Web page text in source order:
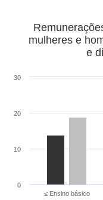
mulheres e
e
≤ Ensino básico
0
10
20
30